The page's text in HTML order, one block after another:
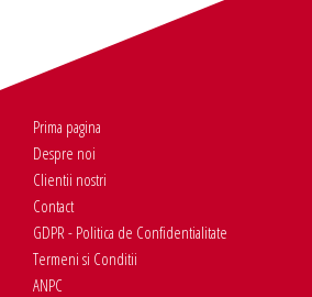
Prima pagina
Despre noi
Clientii nostri
Contact
GDPR - Politica de Confidentialitate
Termeni si Conditii
ANPC